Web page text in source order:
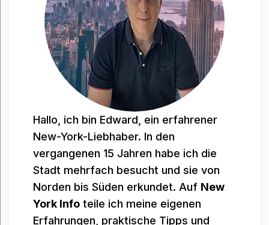
Hallo, ich bin Edward, ein erfahrener
New-York-Liebhaber. In den
vergangenen 15 Jahren habe ich die
Stadt mehrfach besucht und sie von
Norden bis Süden erkundet. Auf New
York Info teile ich meine eigenen
Erfahrungen, praktische Tipps und